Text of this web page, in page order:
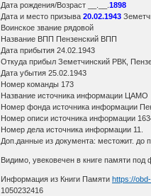
Дата рождения/Возраст __.__.1898
Дата и место призыва20.02.1943
Воинское звание рядовой
Название ВПП Пензенский ВПП
Дата прибытия 24.02.1943
Откуда прибыл Земетчинский РВК,
Дата убытия 25.02.1943
Номер команды 173
Название источника информации ЦАМО
Номер фонда источника информации
Номер описи источника информации
Номер дела источника информации 11.
Доп.данные из документа: местожит. до
Видимо, увековечен в книге памяти
Информация из Книги Памяти https://
1050232416